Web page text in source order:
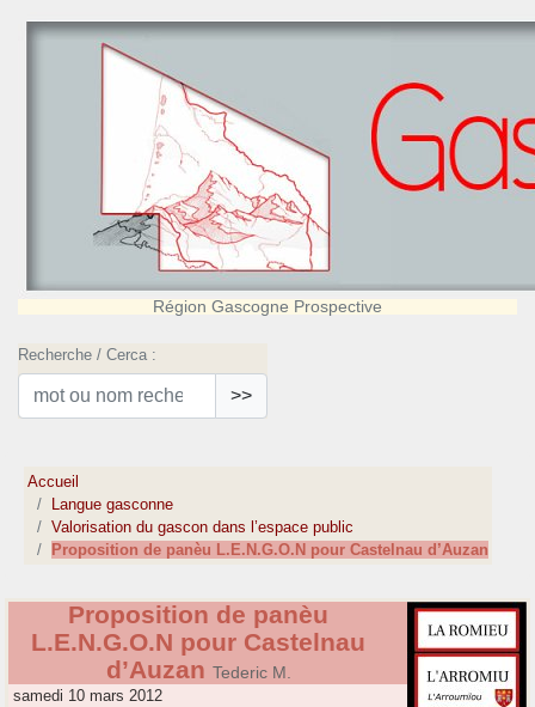
Région Gascogne Prospective
Recherche / Cerca :
>>
Accueil
Langue gasconne
Valorisation du gascon dans l’espace public
Proposition de panèu L.E.N.G.O.N pour Castelnau d’Auzan
Proposition de panèu
L.E.N.G.O.N pour Castelnau
d’Auzan Tederic M.
samedi 10 mars 2012